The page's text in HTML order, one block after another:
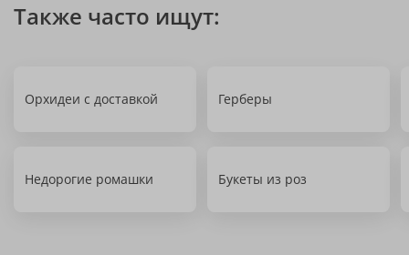
Также часто ищут:
Орхидеи с доставкой Герберы
Недорогие ромашки Букеты из роз